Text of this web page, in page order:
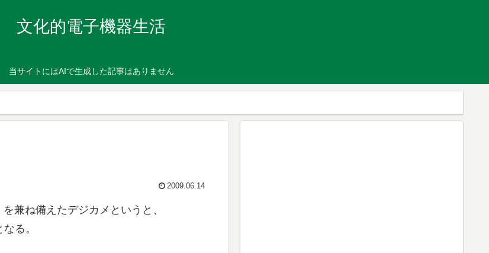
文化的電子機器生活
当サイトにはAIで生成した記事はありません
2009.06.14
兼ね備えたデジカメというと、
る。